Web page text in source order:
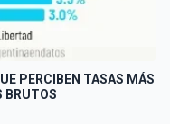
PERCIBEN TASAS MÁS
BRUTOS